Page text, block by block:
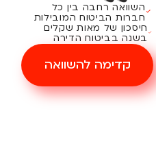
השוואה רחבה בין כל
חברות הביטוח המובילות
חיסכון של מאות שקלים
בשנה בביטוח הדירה
קדימה להשוואה